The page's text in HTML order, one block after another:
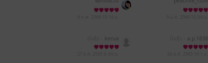
kerua a.p.1838